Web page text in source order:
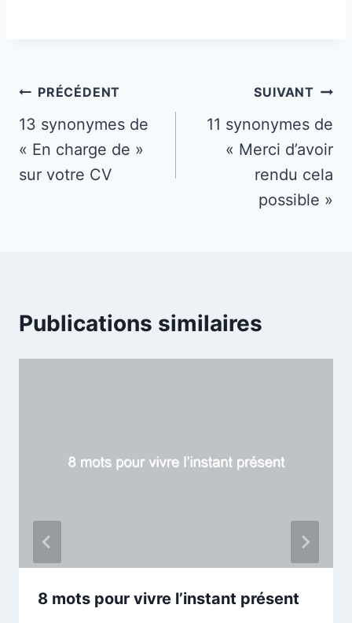
Navigation
de
l’article
PRÉCÉDENT
13 synonymes de
« En charge de »
sur votre CV
SUIVANT
11 synonymes de
« Merci d’avoir
rendu cela
possible »
Publications similaires
8 mots pour vivre l’instant présent